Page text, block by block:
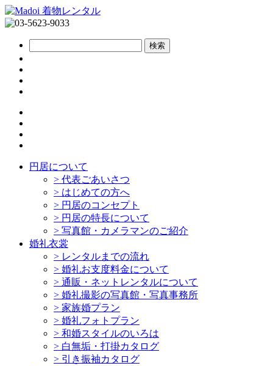
円居について
> 代表ごあいさつ
> はじめての方へ
> 円居のコンセプト
> 円居の特長について
> 写真館・カメラマンのご紹介
婚礼衣裳
> レンタルまでの流れ
> 婚礼お支度料金について
> 通販・ネットレンタルについて
> 婚礼撮影の写真館・写真事務所
> 家族婚プラン
> 婚礼フォトプラン
> 和婚スタイルのいろは
> 白無垢・打掛カタログ
> 引き振袖カタログ